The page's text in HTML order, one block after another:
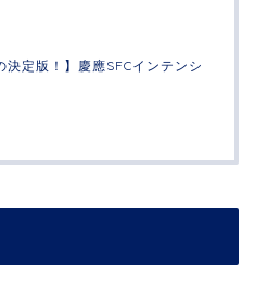
決定版！】慶應SFCインテンシ